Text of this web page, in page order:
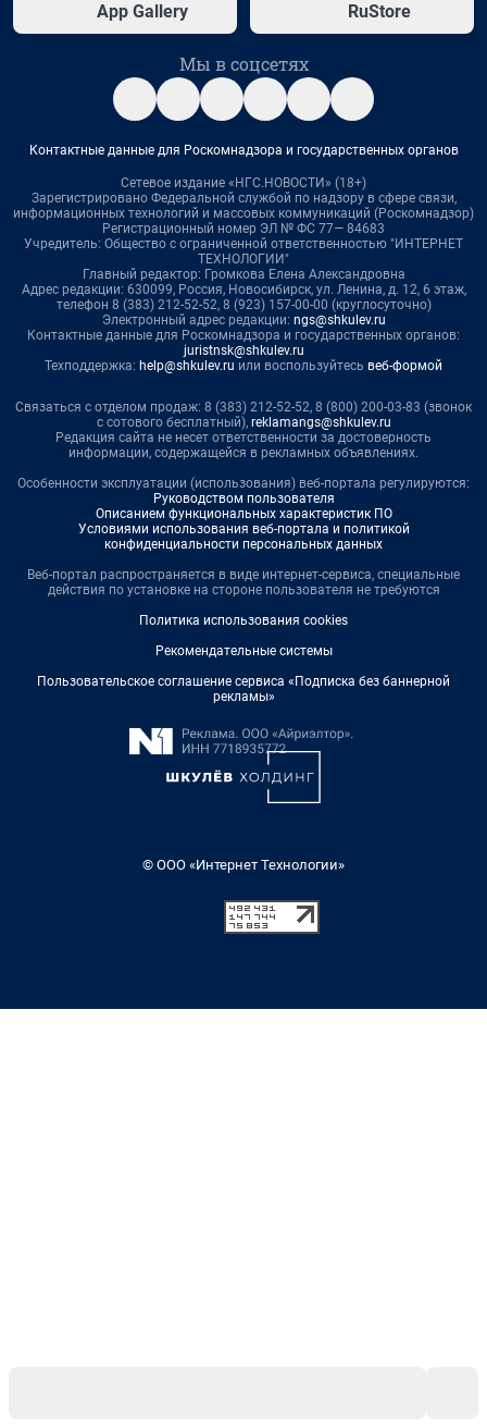
App Gallery RuStore
Мы в соцсетях
Контактные данные для Роскомнадзора и государственных органов
Сетевое издание «НГС.НОВОСТИ» (18+)
Зарегистрировано Федеральной службой по надзору в сфере связи,
информационных технологий и массовых коммуникаций (Роскомнадзор)
Регистрационный номер ЭЛ № ФС 77— 84683
Учредитель: Общество с ограниченной ответственностью "ИНТЕРНЕТ
ТЕХНОЛОГИИ"
Главный редактор: Громкова Елена Александровна
Адрес редакции: 630099, Россия, Новосибирск, ул. Ленина, д. 12, 6 этаж,
телефон 8 (383) 212-52-52, 8 (923) 157-00-00 (круглосуточно)
Электронный адрес редакции: ngs@shkulev.ru
Контактные данные для Роскомнадзора и государственных органов:
juristnsk@shkulev.ru
Техподдержка: help@shkulev.ru или воспользуйтесь веб-формой
Связаться с отделом продаж: 8 (383) 212-52-52, 8 (800) 200-03-83 (звонок
с сотового бесплатный), reklamangs@shkulev.ru
Редакция сайта не несет ответственности за достоверность
информации, содержащейся в рекламных объявлениях.
Особенности эксплуатации (использования) веб-портала регулируются:
Руководством пользователя
Описанием функциональных характеристик ПО
Условиями использования веб-портала и политикой
конфиденциальности персональных данных
Веб-портал распространяется в виде интернет-сервиса, специальные
действия по установке на стороне пользователя не требуются
Политика использования cookies
Рекомендательные системы
Пользовательское соглашение сервиса «Подписка без баннерной
рекламы»
© ООО «Интернет Технологии»